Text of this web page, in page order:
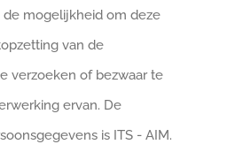
mogelijkheid om deze
van de
verzoeken of bezwaar te
ervan. De
is ITS - AIM.